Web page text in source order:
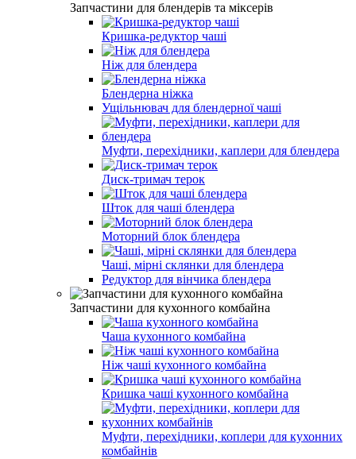
Запчастини для блендерів та міксерів
Кришка-редуктор чаші
Ніж для блендера
Блендерна ніжка
Ущільнювач для блендерної чаші
Муфти, перехідники, каплери для блендера
Диск-тримач терок
Шток для чаші блендера
Моторний блок блендера
Чаші, мірні склянки для блендера
Редуктор для вінчика блендера
Запчастини для кухонного комбайна
Чаша кухонного комбайна
Ніж чаші кухонного комбайна
Кришка чаші кухонного комбайна
Муфти, перехідники, коплери для кухонних
комбайнів